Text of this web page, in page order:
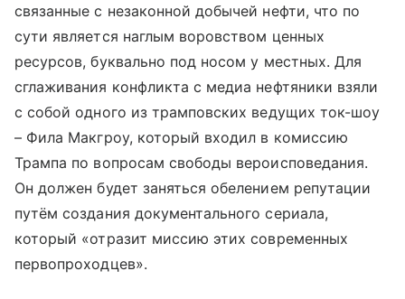
связанные с незаконной добычей нефти, что по
сути является наглым воровством ценных
ресурсов, буквально под носом у местных. Для
сглаживания конфликта с медиа нефтяники взяли
с собой одного из трамповских ведущих ток-шоу
– Фила Макгроу, который входил в комиссию
Трампа по вопросам свободы вероисповедания.
Он должен будет заняться обелением репутации
путём создания документального сериала,
который «отразит миссию этих современных
первопроходцев».